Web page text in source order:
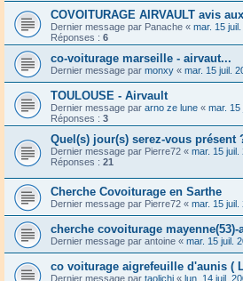
COVOITURAGE AIRVAULT avis
Dernier message par Panache « mar. 15
Réponses : 6
co-voiturage marseille - airvaut...
Dernier message par monxy « mar. 15 juil.
TOULOUSE - Airvault
Dernier message par arno ze lune « mar. 15
Réponses : 3
Quel(s) jour(s) serez-vous présent
Dernier message par Pierre72 « mar. 15 juil.
Réponses : 21
Cherche Covoiturage en Sarthe
Dernier message par Pierre72 « mar. 15 juil.
cherche covoiturage mayenne(53)-
Dernier message par antoine « mar. 15 juil.
co voiturage aigrefeuille d'aunis (
Dernier message par taolichi « lun. 14 juil.